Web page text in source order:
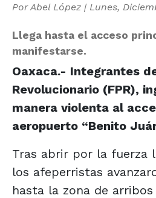
PorAbel López | Lunes,
Llega hasta el acceso
manifestarse.
Oaxaca.- Integrantes
Revolucionario (FPR),
manera violenta al
aeropuerto “Benito
Tras abrir por la fuerza
los afeperristas
hasta la zona de